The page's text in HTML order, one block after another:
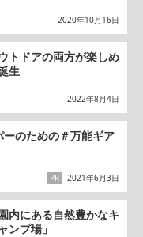
2020年10月16日
トドアの両方が楽しめ
生
2022年8月4日
のための＃万能ギア
2021年6月3日
PR
内にある自然豊かなキ
ンプ場」